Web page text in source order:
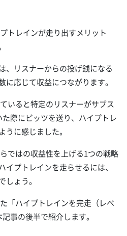
トレインが走り出すメリット
、リスナーからの投げ銭になる
に応じて収益につながります。
いると特定のリスナーがサブス
際にビッツを送り、ハイプトレ
うに感じました。
ではの収益性を上げる1つの戦略
イプトレインを走らせるには、
しょう。
「ハイプトレインを完走（レベ
事の後半で紹介します。